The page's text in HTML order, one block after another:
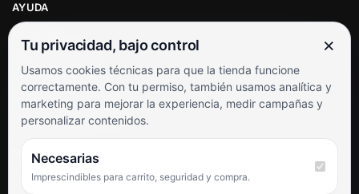
AYUDA
Soporte al cliente
Contacto
Términos y condiciones
Preguntas frecuentes
SÍGUENOS
Facebook
Tu privacidad, bajo control ×
Usamos cookies técnicas para que la tienda funcione
correctamente. Con tu permiso, también usamos analítica y
marketing para mejorar la experiencia, medir campañas y
personalizar contenidos.
Necesarias
Imprescindibles para carrito, seguridad y compra.